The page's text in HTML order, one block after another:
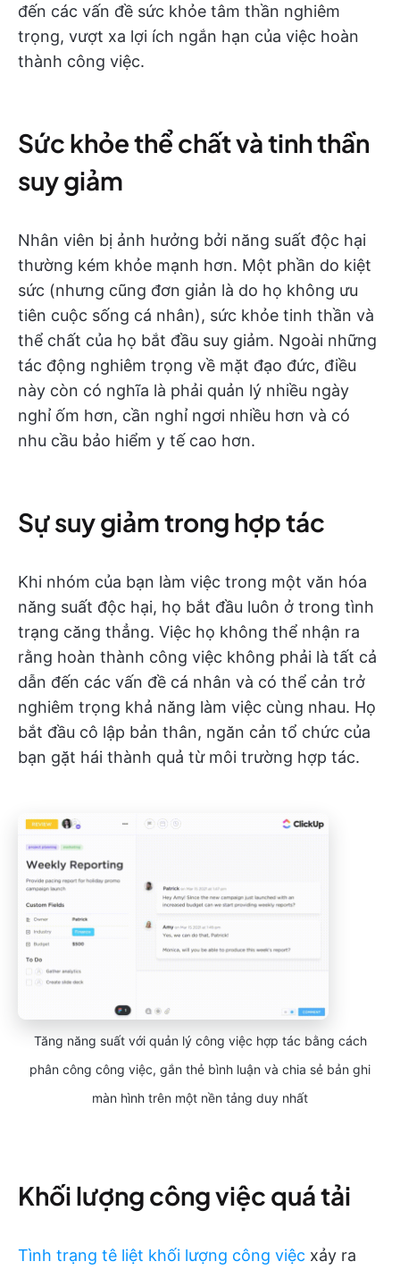
đến các vấn đề sức khỏe tâm thần nghiêm
trọng, vượt xa lợi ích ngắn hạn của việc hoàn
thành công việc.
Sức khỏe thể chất và tinh thần
suy giảm
Nhân viên bị ảnh hưởng bởi năng suất độc hại
thường kém khỏe mạnh hơn. Một phần do kiệt
sức (nhưng cũng đơn giản là do họ không ưu
tiên cuộc sống cá nhân), sức khỏe tinh thần và
thể chất của họ bắt đầu suy giảm. Ngoài những
tác động nghiêm trọng về mặt đạo đức, điều
này còn có nghĩa là phải quản lý nhiều ngày
nghỉ ốm hơn, cần nghỉ ngơi nhiều hơn và có
nhu cầu bảo hiểm y tế cao hơn.
Sự suy giảm trong hợp tác
Khi nhóm của bạn làm việc trong một văn hóa
năng suất độc hại, họ bắt đầu luôn ở trong tình
trạng căng thẳng. Việc họ không thể nhận ra
rằng hoàn thành công việc không phải là tất cả
dẫn đến các vấn đề cá nhân và có thể cản trở
nghiêm trọng khả năng làm việc cùng nhau. Họ
bắt đầu cô lập bản thân, ngăn cản tổ chức của
bạn gặt hái thành quả từ môi trường hợp tác.
Tăng năng suất với quản lý công việc hợp tác bằng cách
phân công công việc, gắn thẻ bình luận và chia sẻ bản ghi
màn hình trên một nền tảng duy nhất
Khối lượng công việc quá tải
Tình trạng tê liệt khối lượng công việc xảy ra